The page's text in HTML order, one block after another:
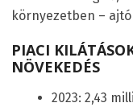
környezetben –
PIACI
NÖVEKEDÉS
2023: 2,43